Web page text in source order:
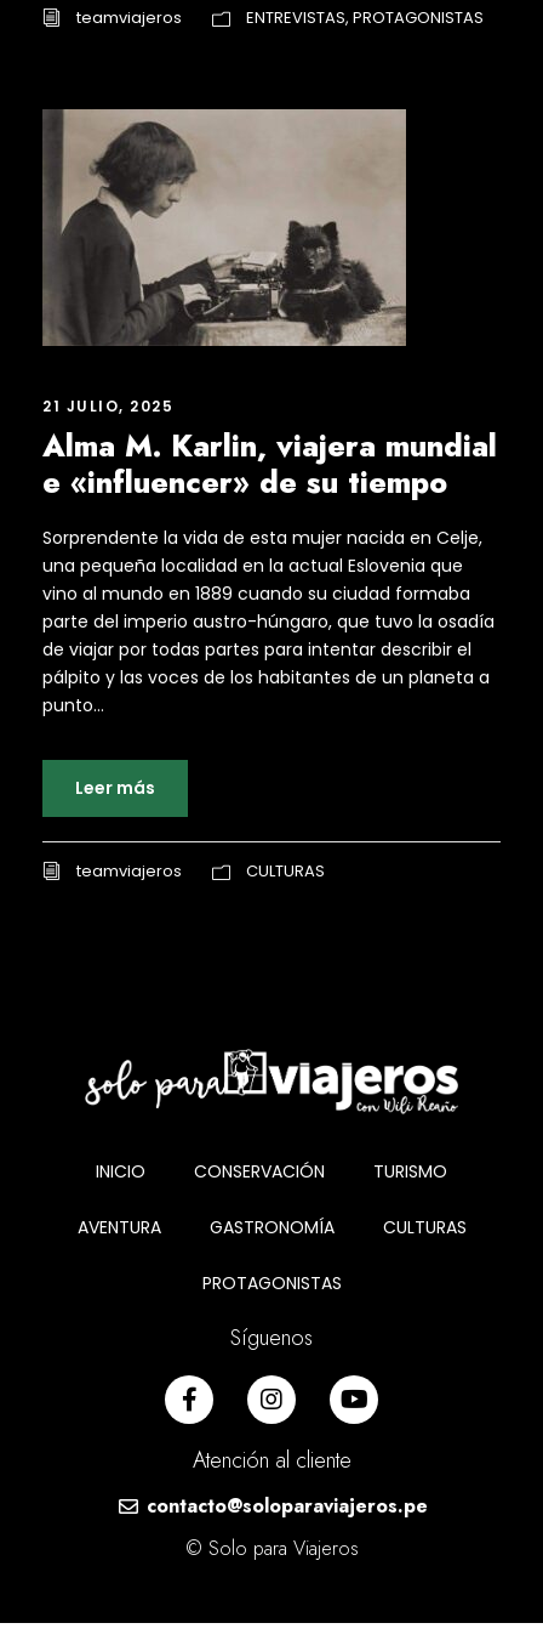
teamviajeros ENTREVISTAS, PROTAGONISTAS
21 JULIO, 2025
Alma M. Karlin, viajera mundial
e «influencer» de su tiempo
Sorprendente la vida de esta mujer nacida en Celje,
una pequeña localidad en la actual Eslovenia que
vino al mundo en 1889 cuando su ciudad formaba
parte del imperio austro-húngaro, que tuvo la osadía
de viajar por todas partes para intentar describir el
pálpito y las voces de los habitantes de un planeta a
punto...
Leer más
teamviajeros CULTURAS
INICIO CONSERVACIÓN TURISMO
AVENTURA GASTRONOMÍA CULTURAS
PROTAGONISTAS
Síguenos
Atención al cliente
contacto@soloparaviajeros.pe
© Solo para Viajeros